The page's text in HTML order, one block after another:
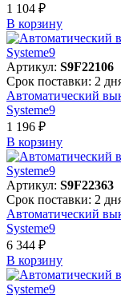
1 104 ₽
В корзинy
Артикул: S9F22106
Срок поставки: 2
Автоматический
Systeme9
1 196 ₽
В корзинy
Артикул: S9F22363
Срок поставки: 2
Автоматический
Systeme9
6 344 ₽
В корзинy